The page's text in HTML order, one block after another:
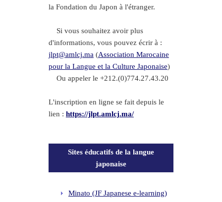
la Fondation du Japon à l'étranger.
Si vous souhaitez avoir plus
d'informations, vous pouvez écrir à :
jlpt@amlcj.ma (Association Marocaine
pour la Langue et la Culture Japonaise)
Ou appeler le +212.(0)774.27.43.20
L'inscription en ligne se fait depuis le
lien : https://jlpt.amlcj.ma/
Sites éducatifs de la langue
japonaise
Minato (JF Japanese e-learning)